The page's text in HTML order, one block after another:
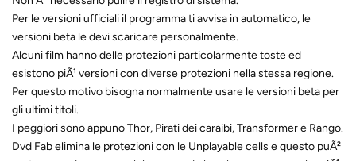
Per le versioni ufficiali il programma ti avvisa in automatico, le
versioni beta le devi scaricare personalmente.
Alcuni film hanno delle protezioni particolarmente toste ed
esistono piÃ¹ versioni con diverse protezioni nella stessa regione.
Per questo motivo bisogna normalmente usare le versioni beta per
gli ultimi titoli.
I peggiori sono appuno Thor, Pirati dei caraibi, Transformer e Rango.
Dvd Fab elimina le protezioni con le Unplayable cells e questo puÃ²